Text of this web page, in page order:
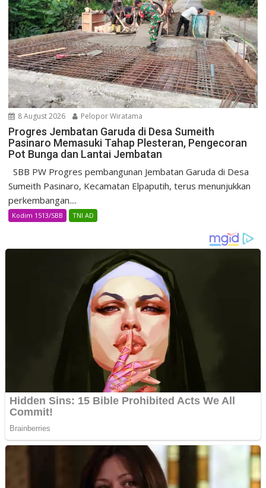
8 August 2026 Pelopor Wiratama
Progres Jembatan Garuda di Desa Sumeith
Pasinaro Memasuki Tahap Plesteran, Pengecoran
Pot Bunga dan Lantai Jembatan
SBB PW Progres pembangunan Jembatan Garuda di Desa
Sumeith Pasinaro, Kecamatan Elpaputih, terus menunjukkan
perkembangan....
Kodim 1513/SBB TNI AD